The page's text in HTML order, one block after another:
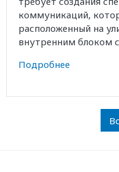
коммуникаций,
расположенный на
внутренним блоком
Подробнее